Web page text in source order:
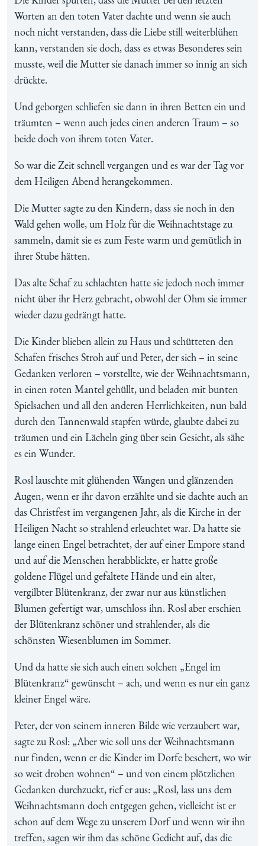
Worten an den toten Vater dachte und wenn sie auch
noch nicht verstanden, dass die Liebe still weiterblühen
kann, verstanden sie doch, dass es etwas Besonderes sein
musste, weil die Mutter sie danach immer so innig an sich
drückte.
Und geborgen schliefen sie dann in ihren Betten ein und
träumten – wenn auch jedes einen anderen Traum – so
beide doch von ihrem toten Vater.
So war die Zeit schnell vergangen und es war der Tag vor
dem Heiligen Abend herangekommen.
Die Mutter sagte zu den Kindern, dass sie noch in den
Wald gehen wolle, um Holz für die Weihnachtstage zu
sammeln, damit sie es zum Feste warm und gemütlich in
ihrer Stube hätten.
Das alte Schaf zu schlachten hatte sie jedoch noch immer
nicht über ihr Herz gebracht, obwohl der Ohm sie immer
wieder dazu gedrängt hatte.
Die Kinder blieben allein zu Haus und schütteten den
Schafen frisches Stroh auf und Peter, der sich – in seine
Gedanken verloren – vorstellte, wie der Weihnachtsmann,
in einen roten Mantel gehüllt, und beladen mit bunten
Spielsachen und all den anderen Herrlichkeiten, nun bald
durch den Tannenwald stapfen würde, glaubte dabei zu
träumen und ein Lächeln ging über sein Gesicht, als sähe
es ein Wunder.
Rosl lauschte mit glühenden Wangen und glänzenden
Augen, wenn er ihr davon erzählte und sie dachte auch an
das Christfest im vergangenen Jahr, als die Kirche in der
Heiligen Nacht so strahlend erleuchtet war. Da hatte sie
lange einen Engel betrachtet, der auf einer Empore stand
und auf die Menschen herabblickte, er hatte große
goldene Flügel und gefaltete Hände und ein alter,
vergilbter Blütenkranz, der zwar nur aus künstlichen
Blumen gefertigt war, umschloss ihn. Rosl aber erschien
der Blütenkranz schöner und strahlender, als die
schönsten Wiesenblumen im Sommer.
Und da hatte sie sich auch einen solchen „Engel im
Blütenkranz“ gewünscht – ach, und wenn es nur ein ganz
kleiner Engel wäre.
Peter, der von seinem inneren Bilde wie verzaubert war,
sagte zu Rosl: „Aber wie soll uns der Weihnachtsmann
nur finden, wenn er die Kinder im Dorfe beschert, wo wir
so weit droben wohnen“ – und von einem plötzlichen
Gedanken durchzuckt, rief er aus: „Rosl, lass uns dem
Weihnachtsmann doch entgegen gehen, vielleicht ist er
schon auf dem Wege zu unserem Dorf und wenn wir ihn
treffen, sagen wir ihm das schöne Gedicht auf, das die